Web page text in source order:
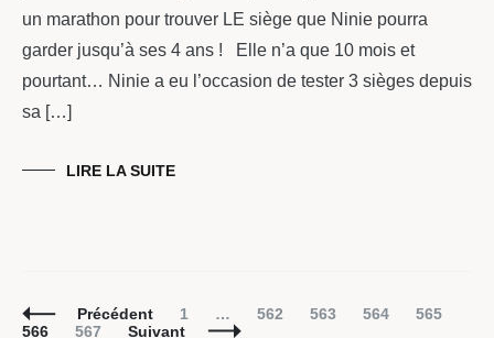
un marathon pour trouver LE siège que Ninie pourra
garder jusqu’à ses 4 ans ! Elle n’a que 10 mois et
pourtant… Ninie a eu l’occasion de tester 3 sièges depuis
sa […]
LIRE LA SUITE
Navigation
des
Précédent Page
1 … Page
562 Page
563 Page
564 Page
565
566
Page
567 Suivant